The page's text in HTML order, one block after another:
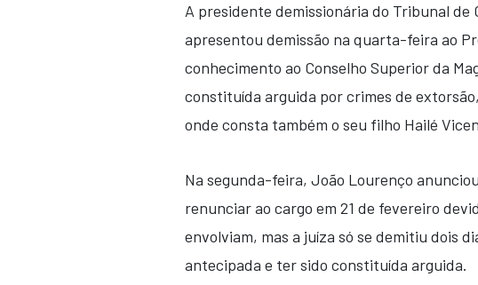
A presidente demissionária do Tribunal de
apresentou demissão na quarta-feira ao
conhecimento ao Conselho Superior da
constituída arguida por crimes de
onde consta também o seu filho Hailé
Na segunda-feira, João Lourenço
renunciar ao cargo em 21 de fevereiro
envolviam, mas a juíza só se demitiu dois
antecipada e ter sido constituída arguida.